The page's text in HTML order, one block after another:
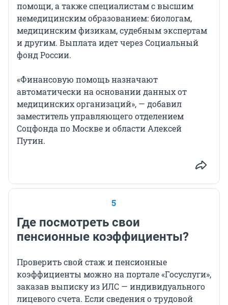
помощи, а также специалистам с высшим
немедицинским образованием: биологам,
медицинским физикам, судебным экспертам
и другим. Выплата идет через Социальный
фонд России.
«Финансовую помощь назначают
автоматически на основании данных от
медицинских организаций», — добавил
заместитель управляющего отделением
Соцфонда по Москве и области Алексей
Путин.
5
Где посмотреть свои
пенсионные коэффициенты?
Проверить свой стаж и пенсионные
коэффициенты можно на портале «Госуслуги»,
заказав выписку из ИЛС — индивидуального
лицевого счета. Если сведения о трудовой